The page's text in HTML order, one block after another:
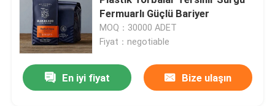
Evcil hayvan gıda paketleme çantası
Ayakta Kese
Fermuarlı Güçlü Bariyer
MOQ：30000 ADET
Fiyat：negotiable
En iyi fiyat Bize ulaşın